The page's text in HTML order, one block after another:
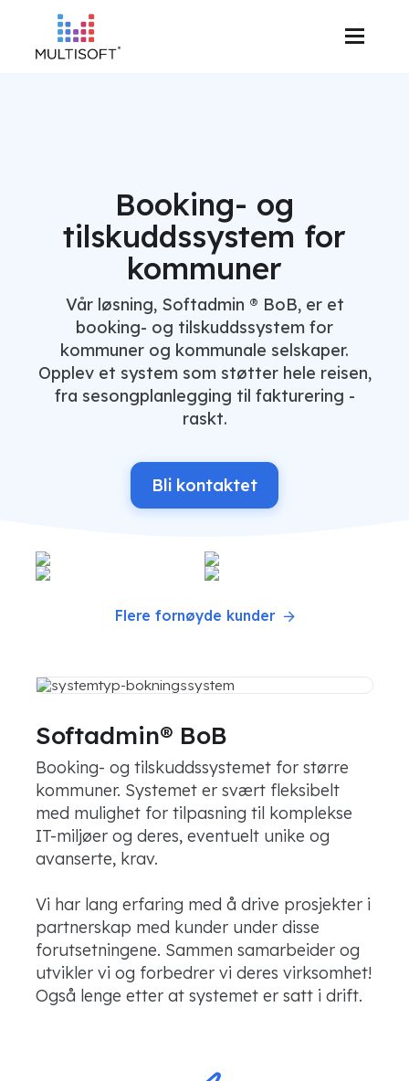
Booking- og
tilskuddssystem for
kommuner
Vår løsning, Softadmin ® BoB, er et
booking- og tilskuddssystem for
kommuner og kommunale selskaper.
Opplev et system som støtter hele reisen,
fra sesongplanlegging til fakturering -
raskt.
Bli kontaktet
Flere fornøyde kunder
Softadmin® BoB
Booking- og tilskuddssystemet for større
kommuner. Systemet er svært fleksibelt
med mulighet for tilpasning til komplekse
IT-miljøer og deres, eventuelt unike og
avanserte, krav.
Vi har lang erfaring med å drive prosjekter i
partnerskap med kunder under disse
forutsetningene. Sammen samarbeider og
utvikler vi og forbedrer vi deres virksomhet!
Også lenge etter at systemet er satt i drift.